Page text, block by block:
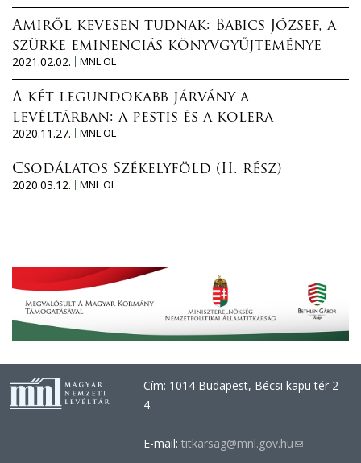
Amiről kevesen tudnak: Babics József, a
szürke eminenciás könyvgyűjteménye
2021.02.02.
MNL OL
A két legundokabb járvány a
levéltárban: a pestis és a kolera
2020.11.27.
MNL OL
Csodálatos Székelyföld (II. rész)
2020.03.12.
MNL OL
Cím: 1014 Budapest, Bécsi kapu tér 2–
4.
E-mail: titkarsag@mnl.gov.hu(link